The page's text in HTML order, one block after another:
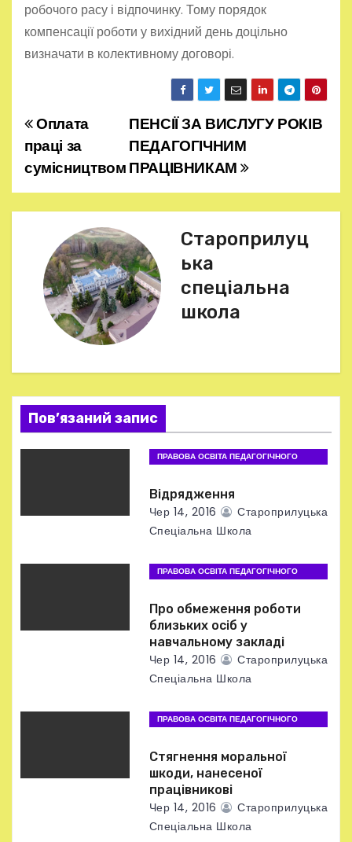
робочого расу і відпочинку. Тому порядок
компенсації роботи у вихідний день доцільно
визначати в колективному договорі.
Н
а
в
я
з
и
с
в
ПЕНСІЇ ЗА ВИСЛУГУ РОКІВ
ПЕДАГОГІЧНИМ
ПРАЦІВНИКАМ
Оплата
праці за
сумісництвом
Староприлуц
ька
спеціальна
школа
Пов’язаний запис
ПРАВОВА ОСВІТА ПЕДАГОГІЧНОГО
Відрядження
Чер 14, 2016
Староприлуцька
Спеціальна Школа
ПРАВОВА ОСВІТА ПЕДАГОГІЧНОГО
Про обмеження роботи
близьких осіб у
навчальному закладі
Чер 14, 2016
Староприлуцька
Спеціальна Школа
ПРАВОВА ОСВІТА ПЕДАГОГІЧНОГО
Стягнення моральної
шкоди, нанесеної
працівникові
Чер 14, 2016
Староприлуцька
Спеціальна Школа